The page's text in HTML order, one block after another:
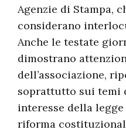
Agenzie di Stampa,
considerano
Anche le testate
dimostrano
dell’associazione,
soprattutto sui temi
interesse della
riforma